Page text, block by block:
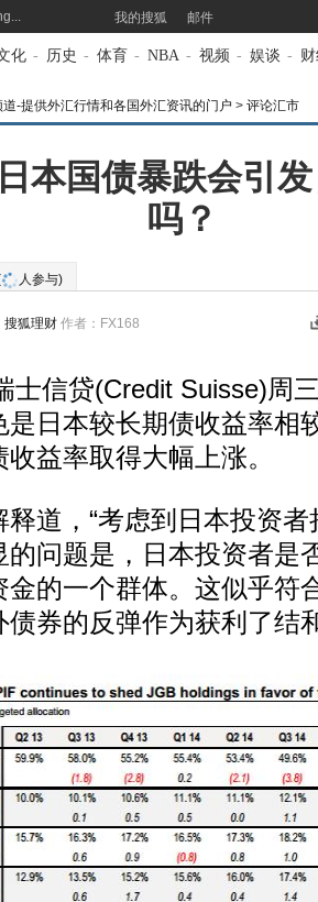
我的搜狐 邮件
化 - 历史 - 体育 - NBA - 视频 - 娱谈 -
道-提供外汇行情和各国外汇资讯的门户 > 评论汇市
本国债暴跌会引
吗？
人参与)
搜狐理财 作者：FX168
信贷(Credit Suisse)周三
是日本较长期债收益率相
益率取得大幅上涨。
，“考虑到日本投资者
的问题是，日本投资者是
金的一个群体。这似乎符
债券的反弹作为获利了结